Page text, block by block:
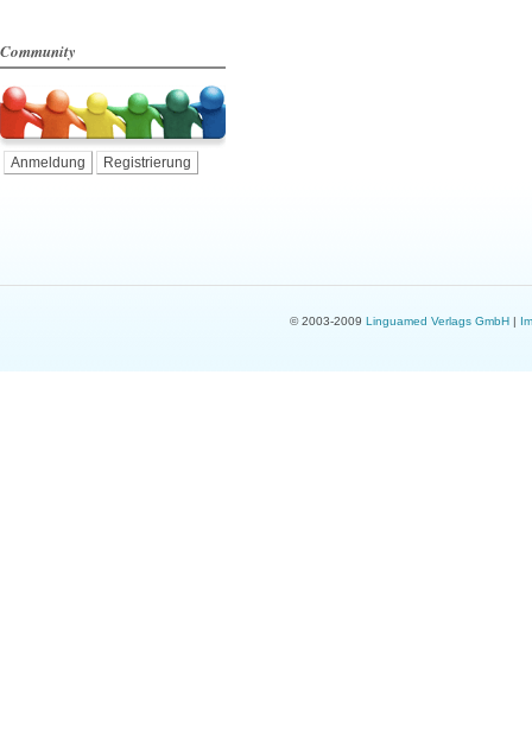
Community
Anmeldung Registrierung
© 2003-2009 Linguamed Verlags GmbH|